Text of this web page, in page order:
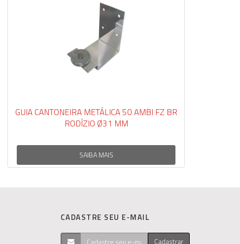
GUIA CANTONEIRA METÁLICA 50 AMBI FZ BR
RODÍZIO Ø31 MM
SAIBA MAIS
CADASTRE SEU E-MAIL
Cadastrar